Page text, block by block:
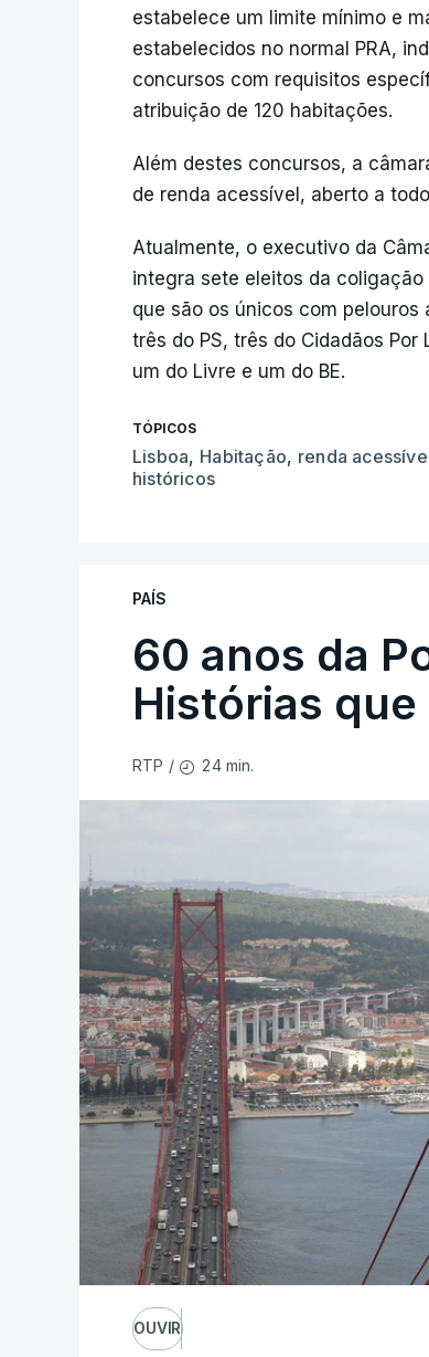
estabelece um limite mínimo e
estabelecidos no normal PRA,
concursos com requisitos
atribuição de 120 habitações.
Além destes concursos, a
de renda acessível, aberto a
Atualmente, o executivo da
integra sete eleitos da coligação
que são os únicos com
três do PS, três do Cidadãos Por
um do Livre e um do BE.
TÓPICOS
Lisboa, Habitação, renda
históricos
PAÍS
60 anos da
Histórias que
RTP / 24 min.
OUVIR